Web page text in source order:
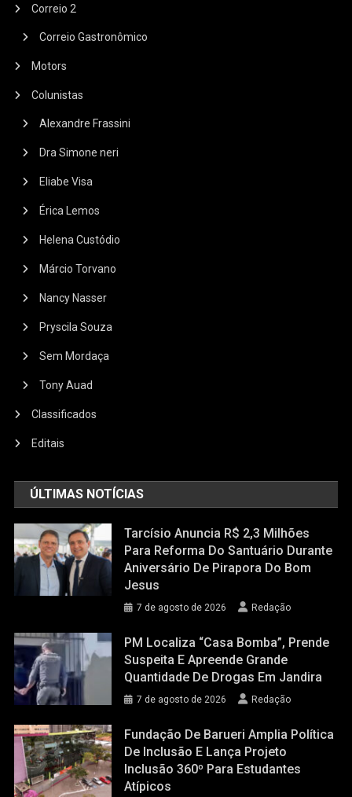
Correio 2
Correio Gastronômico
Motors
Colunistas
Alexandre Frassini
Dra Simone neri
Eliabe Visa
Érica Lemos
Helena Custódio
Márcio Torvano
Nancy Nasser
Pryscila Souza
Sem Mordaça
Tony Auad
Classificados
Editais
ÚLTIMAS NOTÍCIAS
Tarcísio Anuncia R$ 2,3 Milhões
Para Reforma Do Santuário Durante
Aniversário De Pirapora Do Bom
Jesus
7 de agosto de 2026 Redação
PM Localiza “casa Bomba”, Prende
Suspeita E Apreende Grande
Quantidade De Drogas Em Jandira
7 de agosto de 2026 Redação
Fundação De Barueri Amplia Política
De Inclusão E Lança Projeto
Inclusão 360º Para Estudantes
Atípicos